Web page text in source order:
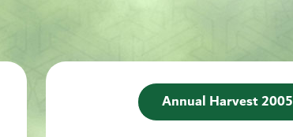
Annual Harvest 2005